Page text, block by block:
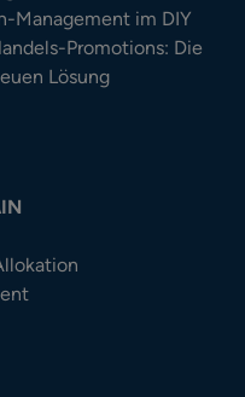
Management im DIY
Promotions: Die
Lösung